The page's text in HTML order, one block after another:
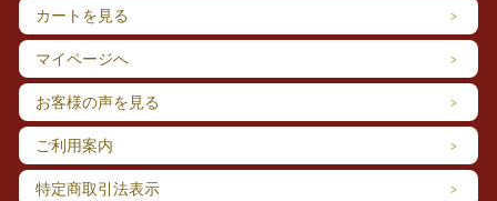
カートを見る
マイページへ
お客様の声を見る
ご利用案内
特定商取引法表示